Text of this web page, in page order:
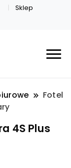
Sklep
Fotel
4S Plus